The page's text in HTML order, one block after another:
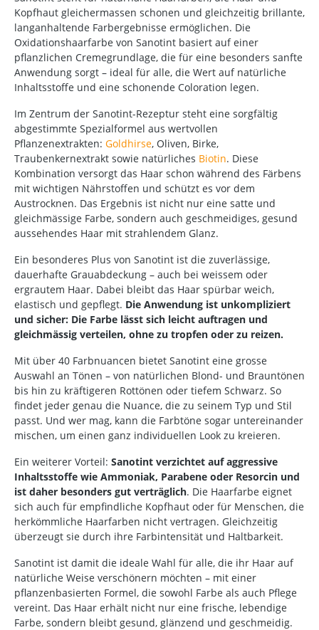
Kopfhaut gleichermassen schonen und gleichzeitig brillante,
langanhaltende Farbergebnisse ermöglichen. Die
Oxidationshaarfarbe von Sanotint basiert auf einer
pflanzlichen Cremegrundlage, die für eine besonders sanfte
Anwendung sorgt – ideal für alle, die Wert auf natürliche
Inhaltsstoffe und eine schonende Coloration legen.
Im Zentrum der Sanotint-Rezeptur steht eine sorgfältig
abgestimmte Spezialformel aus wertvollen
Pflanzenextrakten: Goldhirse, Oliven, Birke,
Traubenkernextrakt sowie natürliches Biotin. Diese
Kombination versorgt das Haar schon während des Färbens
mit wichtigen Nährstoffen und schützt es vor dem
Austrocknen. Das Ergebnis ist nicht nur eine satte und
gleichmässige Farbe, sondern auch geschmeidiges, gesund
aussehendes Haar mit strahlendem Glanz.
Ein besonderes Plus von Sanotint ist die zuverlässige,
dauerhafte Grauabdeckung – auch bei weissem oder
ergrautem Haar. Dabei bleibt das Haar spürbar weich,
elastisch und gepflegt. Die Anwendung ist unkompliziert
und sicher: Die Farbe lässt sich leicht auftragen und
gleichmässig verteilen, ohne zu tropfen oder zu reizen.
Mit über 40 Farbnuancen bietet Sanotint eine grosse
Auswahl an Tönen – von natürlichen Blond- und Brauntönen
bis hin zu kräftigeren Rottönen oder tiefem Schwarz. So
findet jeder genau die Nuance, die zu seinem Typ und Stil
passt. Und wer mag, kann die Farbtöne sogar untereinander
mischen, um einen ganz individuellen Look zu kreieren.
Ein weiterer Vorteil: Sanotint verzichtet auf aggressive
Inhaltsstoffe wie Ammoniak, Parabene oder Resorcin und
ist daher besonders gut verträglich. Die Haarfarbe eignet
sich auch für empfindliche Kopfhaut oder für Menschen, die
herkömmliche Haarfarben nicht vertragen. Gleichzeitig
überzeugt sie durch ihre Farbintensität und Haltbarkeit.
Sanotint ist damit die ideale Wahl für alle, die ihr Haar auf
natürliche Weise verschönern möchten – mit einer
pflanzenbasierten Formel, die sowohl Farbe als auch Pflege
vereint. Das Haar erhält nicht nur eine frische, lebendige
Farbe, sondern bleibt gesund, glänzend und geschmeidig.